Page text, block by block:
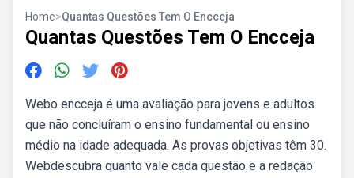
Home>Quantas Questões Tem O Encceja
Quantas Questões Tem O Encceja
Webo encceja é uma avaliação para jovens e adultos
que não concluíram o ensino fundamental ou ensino
médio na idade adequada. As provas objetivas têm 30.
Webdescubra quanto vale cada questão e a redação